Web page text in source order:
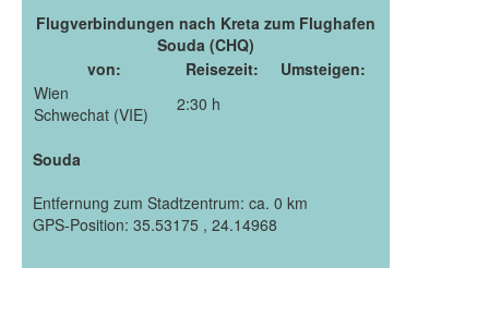
Flugverbindungen nach Kreta zum Flughafen
Souda (CHQ)
von:
Reisezeit:
Umsteigen:
Wien
Schwechat (VIE)
2:30 h
Souda
Entfernung zum Stadtzentrum: ca. 0 km
GPS-Position: 35.53175 , 24.14968